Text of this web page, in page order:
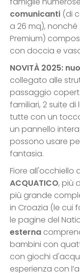
comunicanti (di
a 26 mq), nonché
Premium)
con doccia e
NOVITÀ 2025:
collegato alle
passaggio
familiari, 2 suite
tutte con un
un pannello
possono usare
fantasia.
Fiore all'occhiello
ACQUATICO, più
più grande
in Croazia (le cui
le pagine del
esterna
bambini con
con giochi
esperienza con